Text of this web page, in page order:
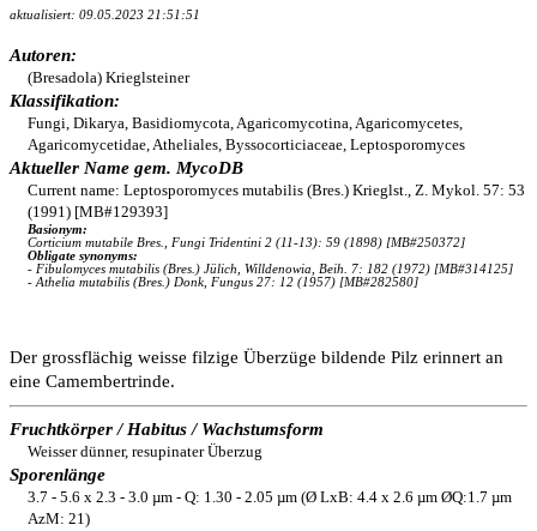
aktualisiert: 09.05.2023 21:51:51
Autoren:
(Bresadola) Krieglsteiner
Klassifikation:
Fungi, Dikarya, Basidiomycota, Agaricomycotina, Agaricomycetes,
Agaricomycetidae, Atheliales, Byssocorticiaceae, Leptosporomyces
Aktueller Name gem. MycoDB
Current name: Leptosporomyces mutabilis (Bres.) Krieglst., Z. Mykol. 57: 53
(1991) [MB#129393]
Basionym:
Corticium mutabile Bres., Fungi Tridentini 2 (11-13): 59 (1898) [MB#250372]
Obligate synonyms:
- Fibulomyces mutabilis (Bres.) Jülich, Willdenowia, Beih. 7: 182 (1972) [MB#314125]
- Athelia mutabilis (Bres.) Donk, Fungus 27: 12 (1957) [MB#282580]
Der grossflächig weisse filzige Überzüge bildende Pilz erinnert an
eine Camembertrinde.
Fruchtkörper / Habitus / Wachstumsform
Weisser dünner, resupinater Überzug
Sporenlänge
3.7 - 5.6 x 2.3 - 3.0 µm - Q: 1.30 - 2.05 µm (Ø LxB: 4.4 x 2.6 µm ØQ:1.7 µm
AzM: 21)